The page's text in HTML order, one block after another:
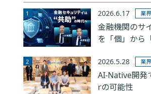
2026.6.17
業
金融機関のサ
を「個」から
2026.5.28 業
AI-Native開発
rの可能性